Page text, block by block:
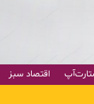
اقتصاد سبز